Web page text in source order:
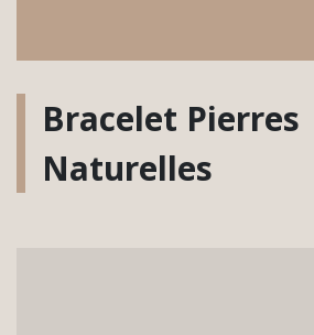
Bracelet Pierres
Naturelles